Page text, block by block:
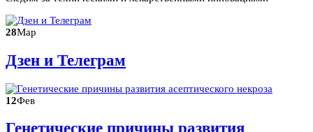
28Мар
Дзен и Телеграм
12Фев
Генетические причины развития